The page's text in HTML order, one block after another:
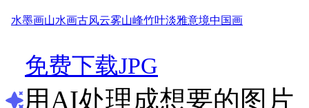
水墨画山水画古风云雾山峰竹叶淡雅意境中国画
免费下载JPG
用AI处理成想要的图片